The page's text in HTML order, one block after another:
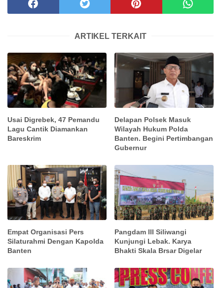
ARTIKEL TERKAIT
Usai Digrebek, 47 Pemandu
Lagu Cantik Diamankan
Bareskrim
Delapan Polsek Masuk
Wilayah Hukum Polda
Banten. Begini Pertimbangan
Gubernur
Empat Organisasi Pers
Silaturahmi Dengan Kapolda
Banten
Pangdam III Siliwangi
Kunjungi Lebak. Karya
Bhakti Skala Brsar Digelar